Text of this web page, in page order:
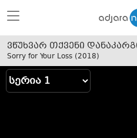
ვწუხვარ თქვენი
Sorry for Your Loss (2018)